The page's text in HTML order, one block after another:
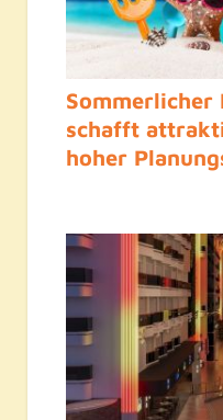
Sommerlicher
schafft
hoher